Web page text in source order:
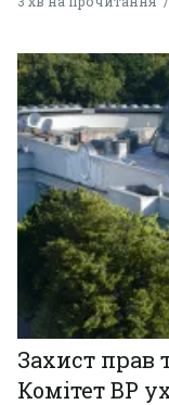
Захист прав
Комітет ВР